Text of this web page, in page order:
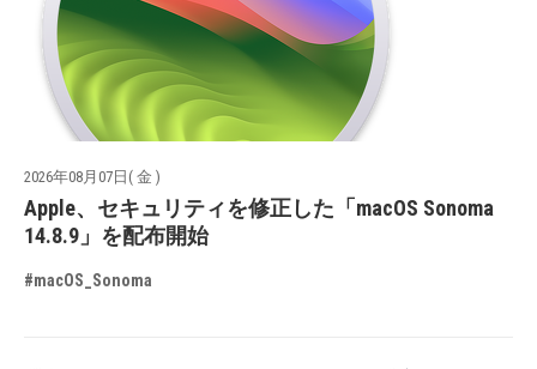
2026年08月07日( 金 )
Apple、セキュリティを修正した「macOS Sonoma
14.8.9」を配布開始
#macOS_Sonoma